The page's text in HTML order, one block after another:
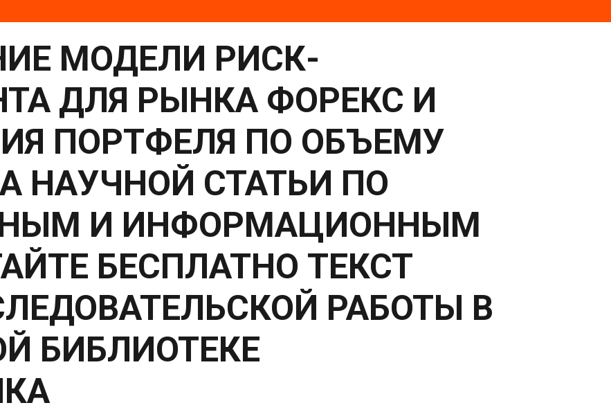
МОДЕЛИ РИСК-
ДЛЯ РЫНКА ФОРЕКС И
ПОРТФЕЛЯ ПО ОБЪЕМУ
НАУЧНОЙ СТАТЬИ ПО
И ИНФОРМАЦИОННЫМ
БЕСПЛАТНО ТЕКСТ
РАБОТЫ В
БИБЛИОТЕКЕ